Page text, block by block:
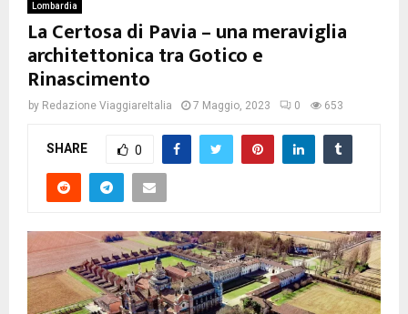
Lombardia
La Certosa di Pavia – una meraviglia
architettonica tra Gotico e
Rinascimento
by Redazione ViaggiareItalia 7 Maggio, 2023 0 653
SHARE 0